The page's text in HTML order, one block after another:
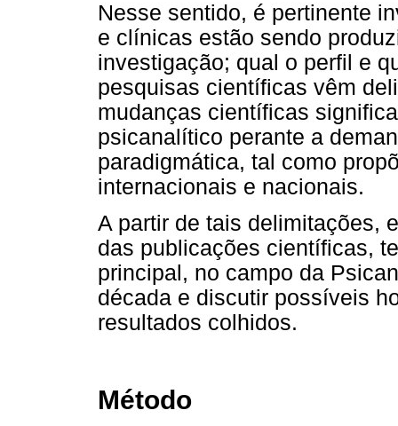
Nesse sentido, é pertinente
e clínicas estão sendo
investigação; qual o perfil e
pesquisas científicas vêm
mudanças científicas
psicanalítico perante a
paradigmática, tal como
internacionais e nacionais.
A partir de tais delimitações,
das publicações científicas,
principal, no campo da
década e discutir possíveis
resultados colhidos.
Método